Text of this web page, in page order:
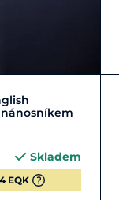
Skladem
EQK